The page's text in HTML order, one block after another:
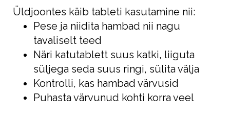
Üldjoontes käib tableti kasutamine nii:
Pese ja niidita hambad nii nagu
tavaliselt teed
Näri katutablett suus katki, liiguta
süljega seda suus ringi, sülita välja
Kontrolli, kas hambad värvusid
Puhasta värvunud kohti korra veel